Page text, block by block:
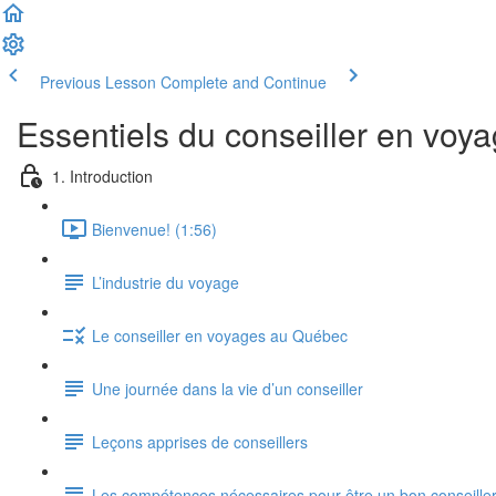
Previous Lesson Complete and Continue
Essentiels du conseiller en
1. Introduction
Bienvenue! (1:56)
L’industrie du voyage
Le conseiller en voyages au Québec
Une journée dans la vie d’un conseiller
Leçons apprises de conseillers